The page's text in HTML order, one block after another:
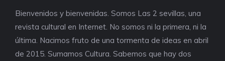
Bienvenidos y bienvenidas. Somos Las 2 sevillas, una
revista cultural en Internet. No somos ni la primera, ni la
última. Nacimos fruto de una tormenta de ideas en abril
de 2015. Sumamos Cultura. Sabemos que hay dos